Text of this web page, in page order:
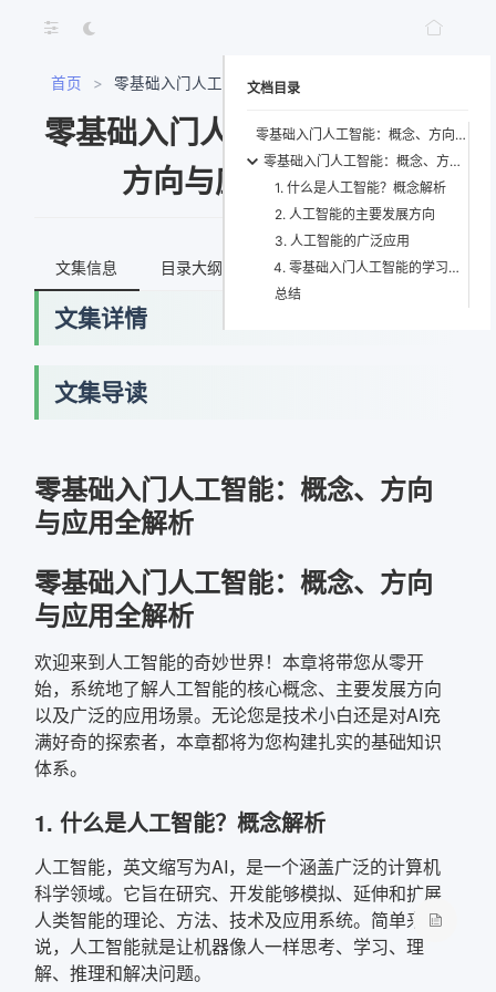
首页 > 零基础入门人工智能：概念、方向与应用全解析
零基础入门人工智能：概念、
方向与应用全解析
文集信息 目录大纲 最新文档 知识宇宙
文集详情
文集导读
零基础入门人工智能：概念、方向
与应用全解析
零基础入门人工智能：概念、方向
与应用全解析
欢迎来到人工智能的奇妙世界！本章将带您从零开
始，系统地了解人工智能的核心概念、主要发展方向
以及广泛的应用场景。无论您是技术小白还是对AI充
满好奇的探索者，本章都将为您构建扎实的基础知识
体系。
1. 什么是人工智能？概念解析
人工智能，英文缩写为AI，是一个涵盖广泛的计算机
科学领域。它旨在研究、开发能够模拟、延伸和扩展
人类智能的理论、方法、技术及应用系统。简单来
说，人工智能就是让机器像人一样思考、学习、理
解、推理和解决问题。
文档目录
零基础入门人工智能：概念、方向与应用全解析
零基础入门人工智能：概念、方向与应用全解析
1. 什么是人工智能？概念解析
2. 人工智能的主要发展方向
3. 人工智能的广泛应用
4. 零基础入门人工智能的学习路径建议
总结
获取最新文档失败，请稍后重试
复制弹框内信息